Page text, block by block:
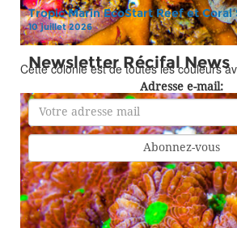
Cette colonie est de toutes les couleurs
Tropic Marin EcoStart Reef et Coral
10 juillet 2026
Newsletter Récifal News
Adresse e-mail: